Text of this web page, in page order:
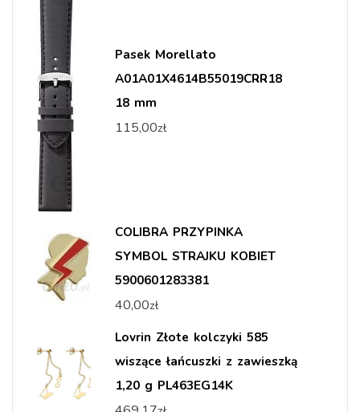
Pasek Morellato
A01A01X4614B55019CRR18
18 mm
115,00zł
COLIBRA PRZYPINKA
SYMBOL STRAJKU KOBIET
5900601283381
40,00zł
Lovrin Złote kolczyki 585
wiszące łańcuszki z zawieszką
1,20 g PL463EG14K